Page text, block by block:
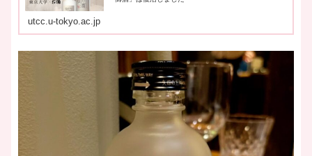
utcc.u-tokyo.ac.jp